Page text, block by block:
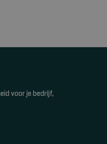
voor je bedrijf,